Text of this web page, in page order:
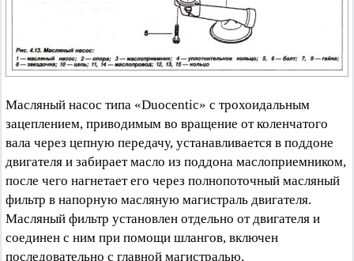
Масляный насос типа «Duocentic» с трохоидальным
зацеплением, приводимым во вращение от коленчатого
вала через цепную передачу, устанавливается в поддоне
двигателя и забирает масло из поддона маслоприемником,
после чего нагнетает его через полнопоточный масляный
фильтр в напорную масляную магистраль двигателя.
Масляный фильтр установлен отдельно от двигателя и
соединен с ним при помощи шлангов, включен
последовательно с главной магистралью.